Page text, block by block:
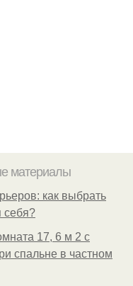
материалы
как выбрать
себя?
17, 6 м 2 с
спальне в частном